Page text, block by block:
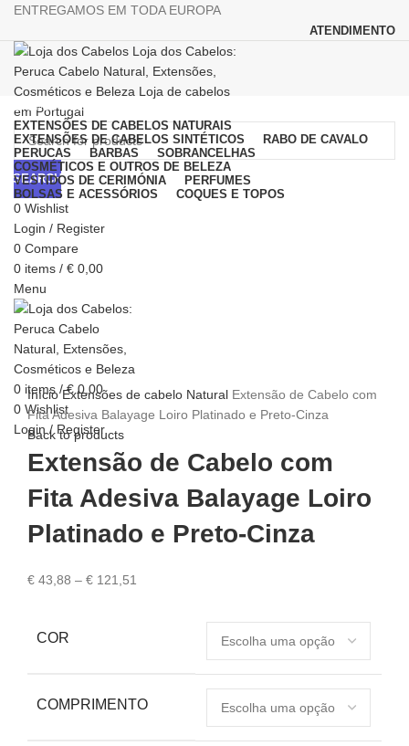
ENTREGAMOS EM TODA EUROPA
ATENDIMENTO
SEARCH
0 Wishlist
Login / Register
0 Compare
0 items / € 0,00
Menu
0 items / € 0,00
0 Wishlist
Login / Register
Browse Categories
EXTENSÕES DE CABELOS NATURAIS
EXTENSÕES DE CABELOS SINTÉTICOS
RABO DE CAVALO
PERUCAS
BARBAS
SOBRANCELHAS
COSMÉTICOS E OUTROS DE BELEZA
VESTIDOS DE CERIMÓNIA
PERFUMES
BOLSAS E ACESSÓRIOS
COQUES E TOPOS
Click to enlarge
InícioExtensões de cabelo Natural Extensão de Cabelo com
Fita Adesiva Balayage Loiro Platinado e Preto-Cinza
Back to products
Extensão de Cabelo com
Fita Adesiva Balayage Loiro
Platinado e Preto-Cinza
€ 43,88 – € 121,51
COR
COMPRIMENTO